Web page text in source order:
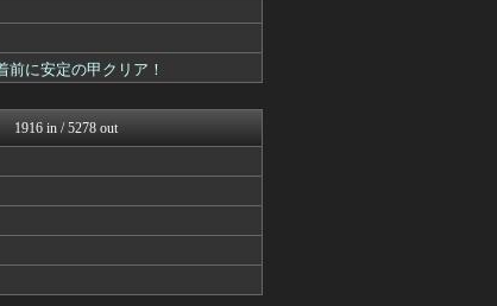
ンダタ速報
のゲーム+αブ...
ゲーム魔人
フレch. - ファイア...
マ娘うまぴょい速報
まぴょいチャンネル -ウ...
前に安定の甲クリア！
1916 in / 5278 out